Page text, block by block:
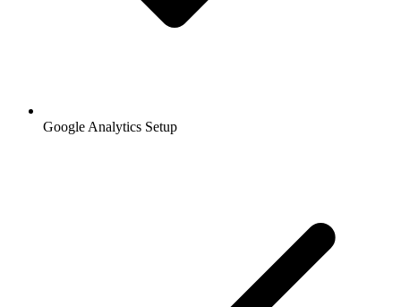
Google Analytics Setup